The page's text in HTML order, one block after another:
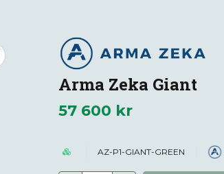
Arma Zeka Giant
57 600 kr
AZ-P1-GIANT-GREEN